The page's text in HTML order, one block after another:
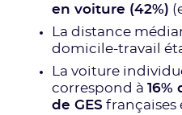
en voiture (42%)
La distance
domicile-travail
La voiture
correspond à 16%
de GES françaises